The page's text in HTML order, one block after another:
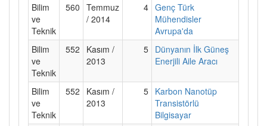
Bilim
ve
Teknik
560 Temmuz
/ 2014
4 Genç Türk
Mühendisler
Avrupa'da
Bilim
ve
Teknik
552
Kasım /
2013
5 Dünyanın İlk Güneş
Enerjili Aile Aracı
Bilim
ve
Teknik
552
Kasım /
2013
5 Karbon Nanotüp
Transistörlü
Bilgisayar